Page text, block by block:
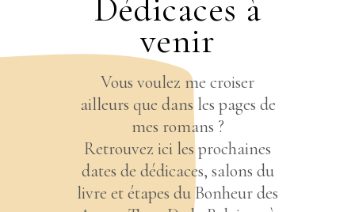
Dédicaces à
venir
Vous voulez me croiser
ailleurs que dans les pages de
mes romans ?
Retrouvez ici les prochaines
dates de dédicaces, salons du
livre et étapes du Bonheur des